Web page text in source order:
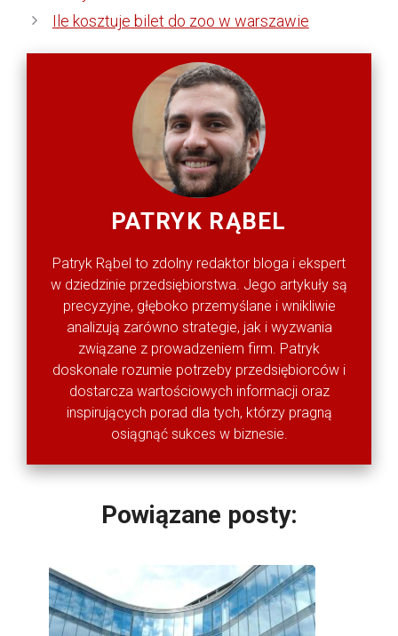
Ile kosztuje bilet do zoo w warszawie
PATRYK RĄBEL
Patryk Rąbel to zdolny redaktor bloga i ekspert
w dziedzinie przedsiębiorstwa. Jego artykuły są
precyzyjne, głęboko przemyślane i wnikliwie
analizują zarówno strategie, jak i wyzwania
związane z prowadzeniem firm. Patryk
doskonale rozumie potrzeby przedsiębiorców i
dostarcza wartościowych informacji oraz
inspirujących porad dla tych, którzy pragną
osiągnąć sukces w biznesie.
Powiązane posty: